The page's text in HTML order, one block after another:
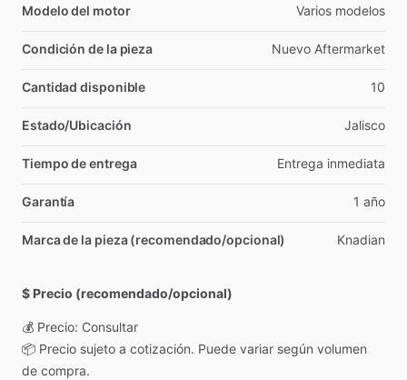
Modelo del motor Varios modelos
Condición de la pieza Nuevo Aftermarket
Cantidad disponible 10
Estado/Ubicación Jalisco
Tiempo de entrega Entrega inmediata
Garantía 1 año
Marca de la pieza (recomendado/opcional) Knadian
$ Precio (recomendado/opcional)
💰 Precio: Consultar
📦 Precio sujeto a cotización. Puede variar según volumen
de compra.